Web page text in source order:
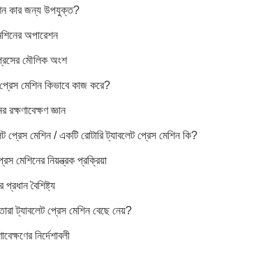
কার জন্য উপযুক্ত?
অপারেশন
মৌলিক অংশ
মেশিন কিভাবে কাজ করে?
জ্ঞান
মেশিন / একটি রোটারি ট্যাবলেট প্রেস মেশিন কি?
মেশিনের নিয়ন্ত্রক প্রক্রিয়া
বৈশিষ্ট্য
ট্যাবলেট প্রেস মেশিন বেছে নেয়?
নির্দেশাবলী